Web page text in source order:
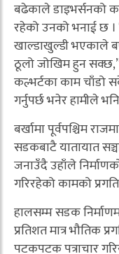
बढेकाले डाइभर्सनको
रहेको उनको भनाई छ ।
खाल्डाखुल्डी भएकाले
ठूलो जोखिम हुन
कल्भर्टका काम चाँडो
गर्नुपर्छ भनेर हामीले
बर्खामा पूर्वपश्चिम
सडकबाटै यातायात
जनाउँदै उहाँले
गरिरहेको कामको
हालसम्म सडक
प्रतिशत मात्र भौतिक
पटकपटक पत्राचार